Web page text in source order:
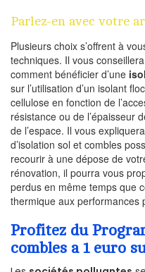
Parlez-en avec votre
Plusieurs choix s’offrent à
techniques. Il vous
comment bénéficier d’une
sur l’utilisation d’un isolant
cellulose en fonction de
résistance ou de l’épaisseur
de l’espace. Il vous
d’isolation sol et combles
recourir à une dépose de
rénovation, il pourra vous
perdus en même temps que
thermique aux performances
Profitez du
combles a 1 euro